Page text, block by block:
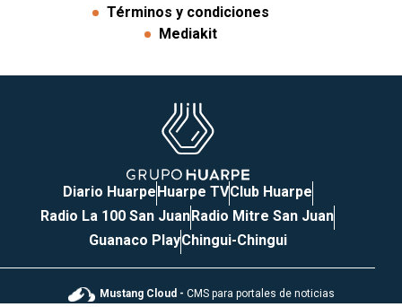
Términos y condiciones
Mediakit
Diario HuarpeHuarpe TVClub Huarpe
Radio La 100 San JuanRadio Mitre San Juan
Guanaco PlayChingui-Chingui
Mustang Cloud - CMS para portales de noticias